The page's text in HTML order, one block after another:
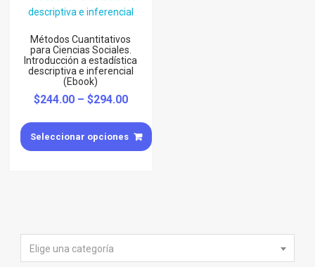
Métodos Cuantitativos
para Ciencias Sociales.
Introducción a estadística
descriptiva e inferencial
(Ebook)
$244.00– $294.00
Seleccionar opciones
Elige una categoría